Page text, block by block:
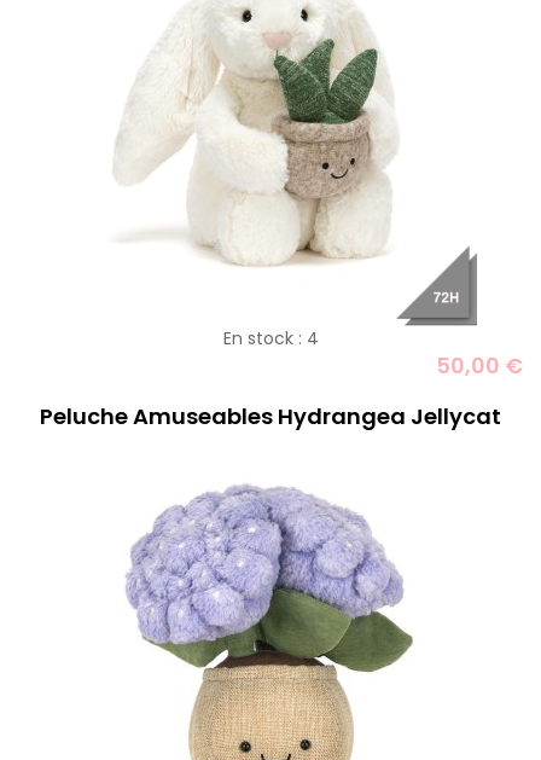
En stock : 4
50,00 €
Peluche Amuseables Hydrangea Jellycat